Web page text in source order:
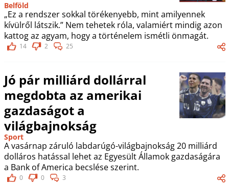
Belföld
„Ez a rendszer sokkal törékenyebb, mint amilyennek
kívülről látszik.” Nem tehetek róla, valamiért mindig azon
kattog az agyam, hogy a történelem ismétli önmagát.
14 2 25
Jó pár milliárd dollárral
megdobta az amerikai
gazdaságot a
világbajnokság
Sport
A vasárnap záruló labdarúgó-világbajnokság 20 milliárd
dolláros hatással lehet az Egyesült Államok gazdaságára
a Bank of America becslése szerint.
0 0 3